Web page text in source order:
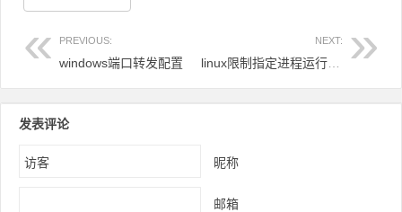
PREVIOUS:
windows端口转发配置
NEXT:
发表评论
昵称
邮箱